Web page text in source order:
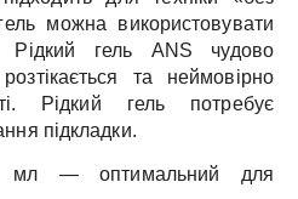
можна використовувати
Рідкий гель ANS чудово
та неймовірно
Рідкий гель потребує
підкладки.
мл — оптимальний для